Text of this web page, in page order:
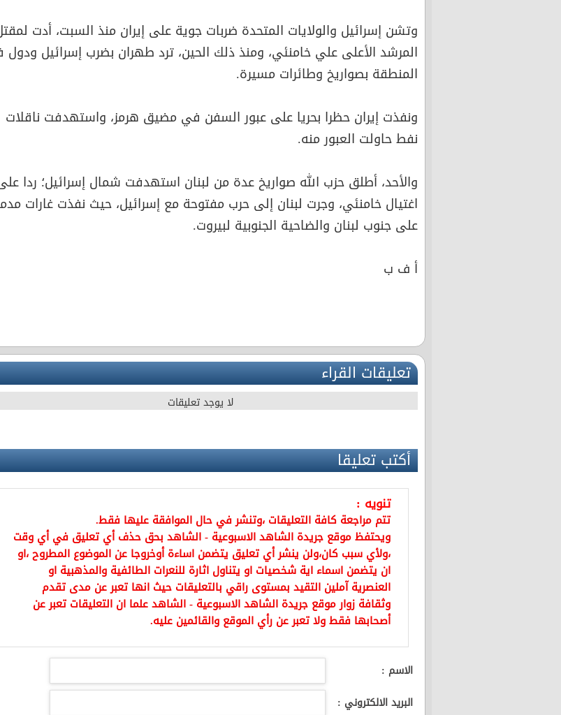
وتشن إسرائيل والولايات المتحدة ضربات جوية على إيران منذ السبت، أدت
المرشد الأعلى علي خامنئي، ومنذ ذلك الحين، ترد طهران بضرب إسرائيل
المنطقة بصواريخ وطائرات مسيرة.
ونفذت إيران حظرا بحريا على عبور السفن في مضيق هرمز، واستهدفت ناقلات
نفط حاولت العبور منه.
والأحد، أطلق حزب الله صواريخ عدة من لبنان استهدفت شمال إسرائيل؛ ردا
اغتيال خامنئي، وجرت لبنان إلى حرب مفتوحة مع إسرائيل، حيث نفذت غارات
على جنوب لبنان والضاحية الجنوبية لبيروت.
أ ف ب
تعليقات القراء
لا يوجد تعليقات
أكتب تعليقا
تنويه :
تتم مراجعة كافة التعليقات ،وتنشر في حال الموافقة عليها فقط.
ويحتفظ موقع جريدة الشاهد الاسبوعية - الشاهد بحق حذف أي تعليق في أي وقت
،ولأي سبب كان،ولن ينشر أي تعليق يتضمن اساءة أوخروجا عن الموضوع المطروح ،او
ان يتضمن اسماء اية شخصيات او يتناول اثارة للنعرات الطائفية والمذهبية او
العنصرية آملين التقيد بمستوى راقي بالتعليقات حيث انها تعبر عن مدى تقدم
وثقافة زوار موقع جريدة الشاهد الاسبوعية - الشاهد علما ان التعليقات تعبر عن
أصحابها فقط ولا تعبر عن رأي الموقع والقائمين عليه.
الاسم :
البريد الالكتروني :